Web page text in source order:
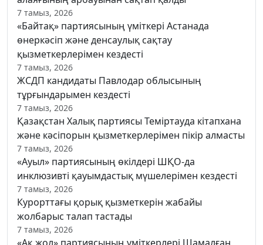
7 тамыз, 2026
«Байтақ» партиясының үміткері Астанада
өнеркәсіп және денсаулық сақтау
қызметкерлерімен кездесті
7 тамыз, 2026
ЖСДП кандидаты Павлодар облысының
тұрғындарымен кездесті
7 тамыз, 2026
Қазақстан Халық партиясы Теміртауда кітапхана
және кәсіпорын қызметкерлерімен пікір алмасты
7 тамыз, 2026
«Ауыл» партиясының өкілдері ШҚО-да
инклюзивті қауымдастық мүшелерімен кездесті
7 тамыз, 2026
Курорттағы қорық қызметкерін жабайы
жолбарыс талап тастады
7 тамыз, 2026